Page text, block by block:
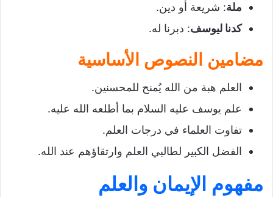
ملة: شريعة أو دين.
كدنا ليوسف: دبرنا له.
مضامين النصوص الأساسية
العلم هبة من الله يُمنح للمحسنين.
علم يوسف عليه السلام بما أطلعه الله عليه.
تفاوت العلماء في درجات العلم.
الفضل الكبير لطالبي العلم وارتقاؤهم عند الله.
مفهوم الإيمان والعلم